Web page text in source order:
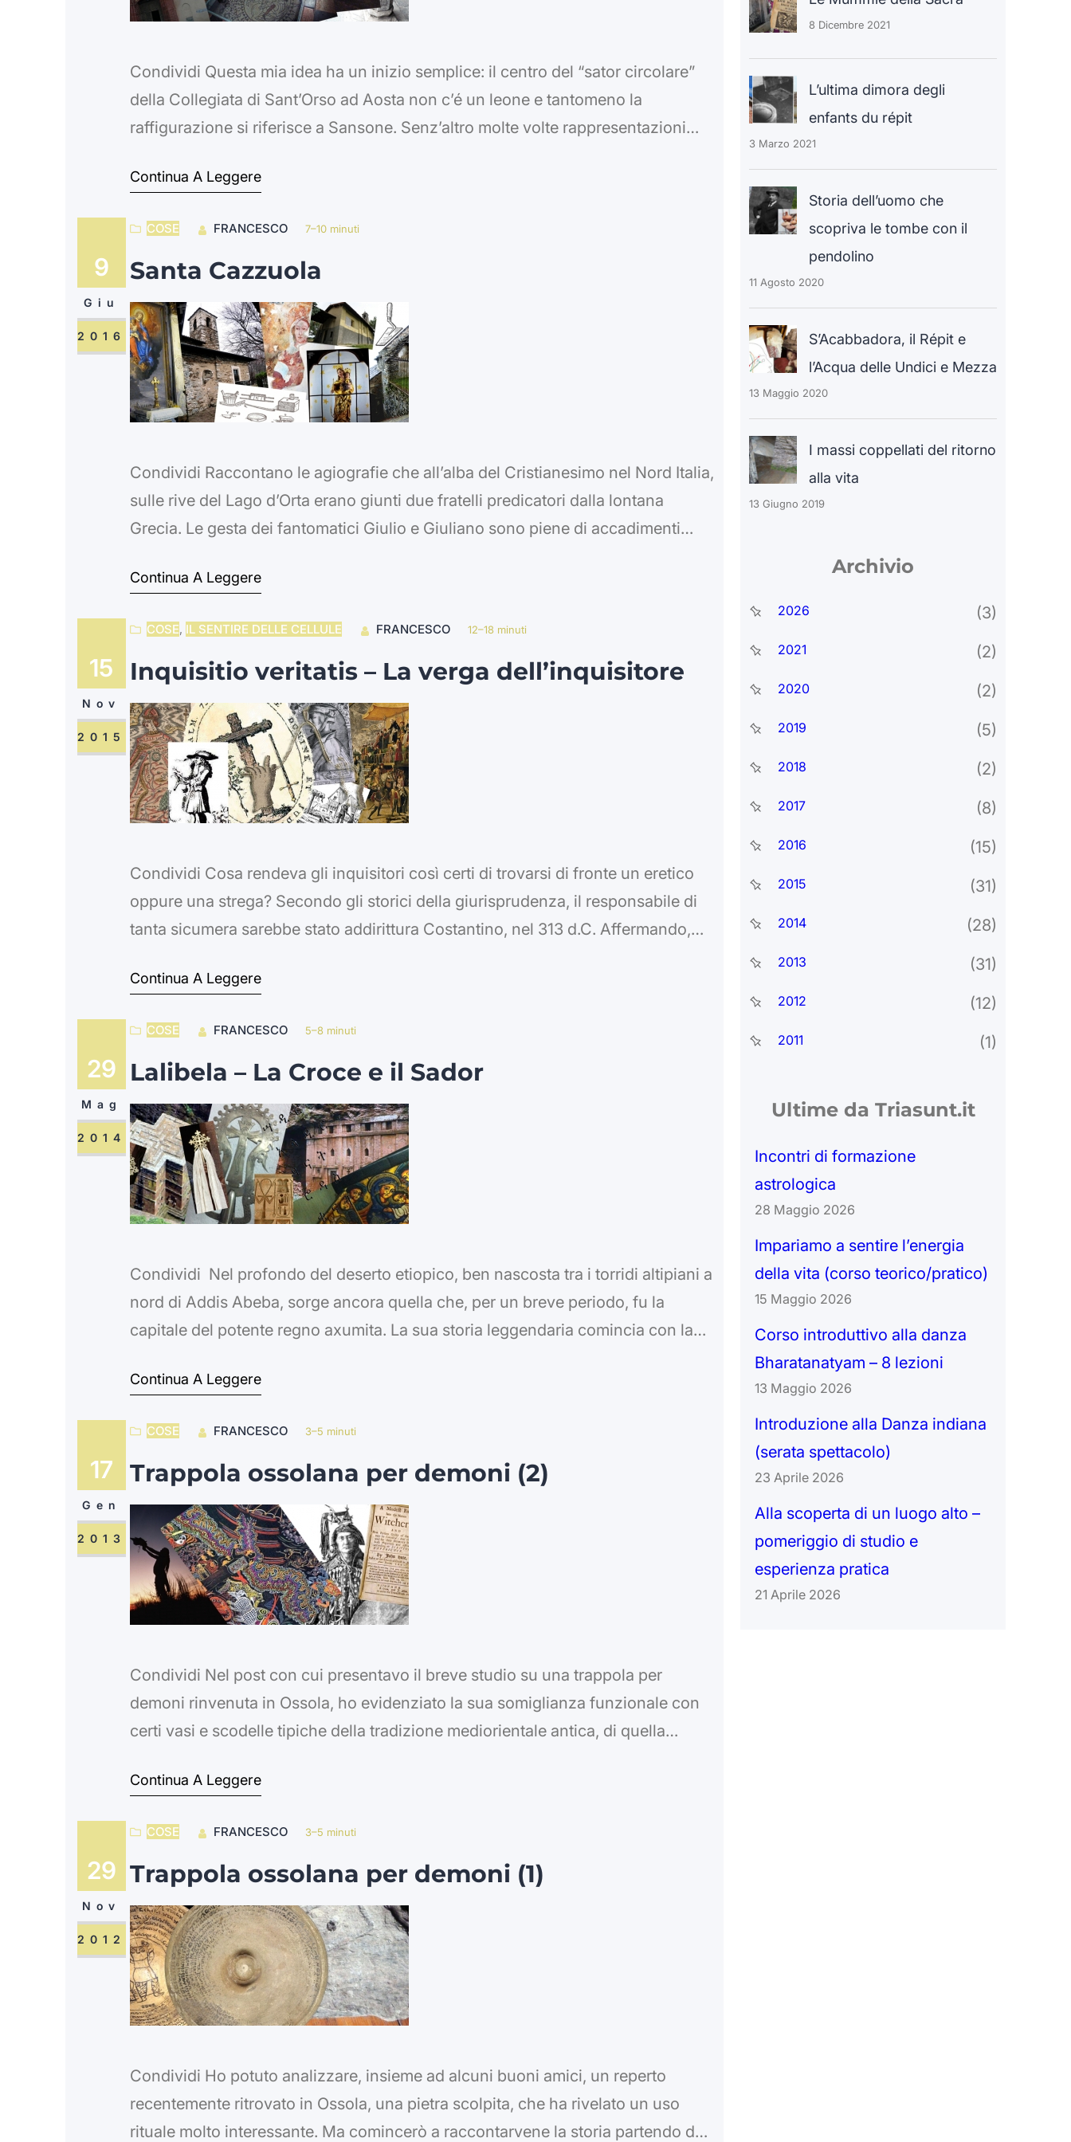
Condividi Questa mia idea ha un inizio semplice: il centro del “sator circolare”
della Collegiata di Sant’Orso ad Aosta non c’é un leone e tantomeno la
raffigurazione si riferisce a Sansone. Senz’altro molte volte rappresentazioni
spalancarle le fauci), sono state indicate come “Sansone…
Continua A Leggere
9
Giu
2016
COSE FRANCESCO 7–10 minuti
Santa Cazzuola
Condividi Raccontano le agiografie che all’alba del Cristianesimo nel Nord Italia,
sulle rive del Lago d’Orta erano giunti due fratelli predicatori dalla lontana
Grecia. Le gesta dei fantomatici Giulio e Giuliano sono piene di accadimenti
Lorenzo a Gozzano e l’altro la…
Continua A Leggere
15
Nov
2015
COSE, IL SENTIRE DELLE CELLULE FRANCESCO 12–18 minuti
Inquisitio veritatis – La verga dell’inquisitore
Condividi Cosa rendeva gli inquisitori così certi di trovarsi di fronte un eretico
oppure una strega? Secondo gli storici della giurisprudenza, il responsabile di
tanta sicumera sarebbe stato addirittura Costantino, nel 313 d.C. Affermando,
«la vera e unica», pare abbia…
Continua A Leggere
29
Mag
2014
COSE FRANCESCO 5–8 minuti
Lalibela – La Croce e il Sador
Condividi Nel profondo del deserto etiopico, ben nascosta tra i torridi altipiani a
nord di Addis Abeba, sorge ancora quella che, per un breve periodo, fu la
capitale del potente regno axumita. La sua storia leggendaria comincia con la
di uno sciame di api che si…
Continua A Leggere
17
Gen
2013
COSE FRANCESCO 3–5 minuti
Trappola ossolana per demoni (2)
Condividi Nel post con cui presentavo il breve studio su una trappola per
demoni rinvenuta in Ossola, ho evidenziato la sua somiglianza funzionale con
certi vasi e scodelle tipiche della tradizione mediorientale antica, di quella
tradizioni di tutto il pianeta. Pennick, in un suo…
Continua A Leggere
29
Nov
2012
COSE FRANCESCO 3–5 minuti
Trappola ossolana per demoni (1)
Condividi Ho potuto analizzare, insieme ad alcuni buoni amici, un reperto
recentemente ritrovato in Ossola, una pietra scolpita, che ha rivelato un uso
rituale molto interessante. Ma comincerò a raccontarvene la storia partendo da
8 Dicembre 2021
L’ultima dimora degli
enfants du répit
3 Marzo 2021
Storia dell’uomo che
scopriva le tombe con il
pendolino
11 Agosto 2020
S’Acabbadora, il Répit e
l’Acqua delle Undici e Mezza
13 Maggio 2020
I massi coppellati del ritorno
alla vita
13 Giugno 2019
Archivio
2026 (3)
2021 (2)
2020 (2)
2019 (5)
2018 (2)
2017 (8)
2016 (15)
2015 (31)
2014 (28)
2013 (31)
2012 (12)
2011 (1)
Ultime da Triasunt.it
Incontri di formazione
astrologica
28 Maggio 2026
Impariamo a sentire l’energia
della vita (corso teorico/pratico)
15 Maggio 2026
Corso introduttivo alla danza
Bharatanatyam – 8 lezioni
13 Maggio 2026
Introduzione alla Danza indiana
(serata spettacolo)
23 Aprile 2026
Alla scoperta di un luogo alto –
pomeriggio di studio e
esperienza pratica
21 Aprile 2026